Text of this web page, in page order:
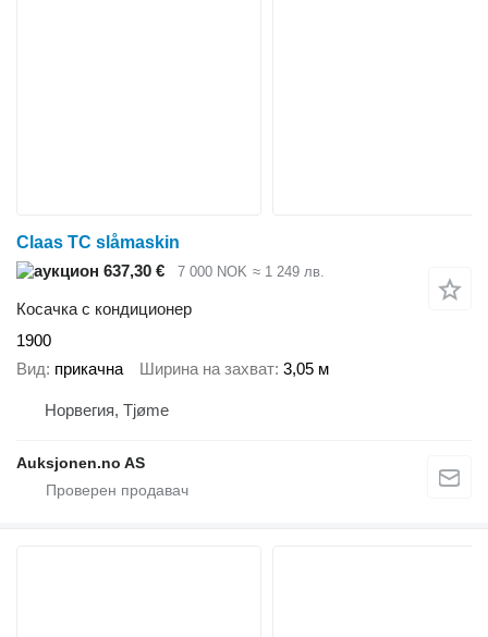
Claas TC slåmaskin
637,30 €
7 000 NOK ≈ 1 249 лв.
Косачка с кондиционер
1900
Вид прикачна Ширина на захват 3,05 м
Норвегия, Tjøme
Auksjonen.no AS